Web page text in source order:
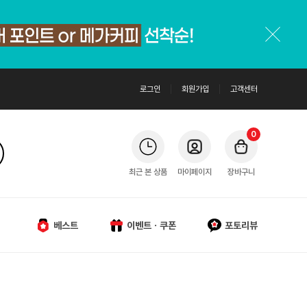
로그인 회원가입 고객센터
최근 본 상품 마이페이지 장바구니
0
베스트 이벤트ㆍ쿠폰 포토리뷰